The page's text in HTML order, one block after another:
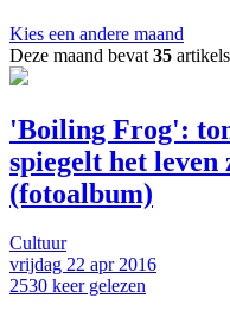
Kies een andere maand
Deze maand bevat 35
'Boiling Frog':
spiegelt het leven
(fotoalbum)
Cultuur
vrijdag 22 apr2016
2530 keer gelezen